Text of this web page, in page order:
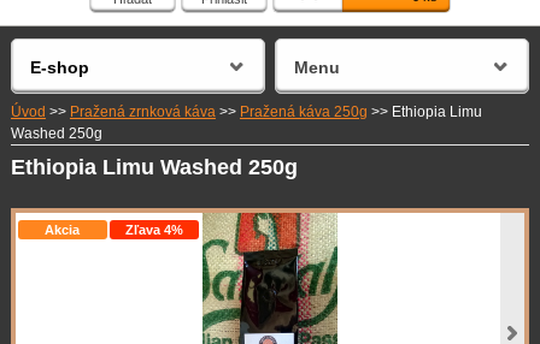
Úvod >> Pražená zrnková káva >> Pražená káva 250g >> Ethiopia Limu
Washed 250g
Ethiopia Limu Washed 250g
Akcia Zľava 4%
E-shop Menu